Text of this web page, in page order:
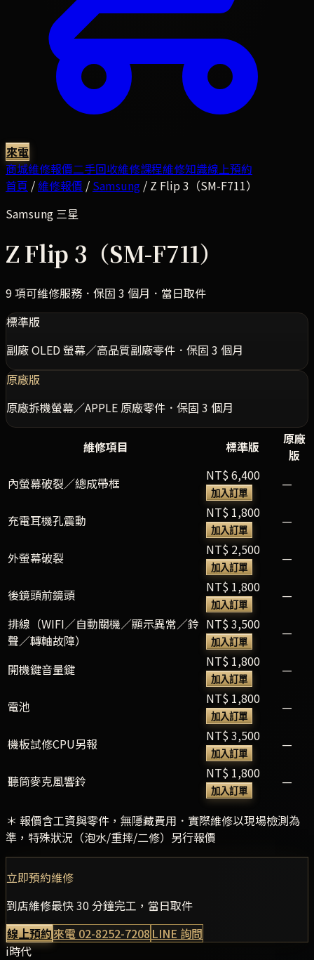
來電
商城維修報價二手回收維修課程維修知識線上預約
首頁 /維修報價 / Samsung / Z Flip 3（SM-F711）
Samsung 三星
Z Flip 3（SM-F711）
9項可維修服務．保固 3 個月．當日取件
標準版
副廠 OLED 螢幕／高品質副廠零件．保固 3 個月
原廠版
原廠拆機螢幕／APPLE 原廠零件．保固 3 個月
維修項目 標準版
原廠
版
內螢幕破裂／總成帶框
NT$ 6,400
加入訂單
—
充電耳機孔震動 NT$ 1,800
加入訂單
—
外螢幕破裂 NT$ 2,500
加入訂單
—
後鏡頭前鏡頭 NT$ 1,800
加入訂單
—
排線（WIFI／自動關機／顯示異常／鈴
聲／轉軸故障）
NT$ 3,500
加入訂單
—
開機鍵音量鍵 NT$ 1,800
加入訂單
—
電池 NT$ 1,800
加入訂單
—
機板試修CPU另報 NT$ 3,500
加入訂單
—
聽筒麥克風響鈴 NT$ 1,800
加入訂單
—
＊ 報價含工資與零件，無隱藏費用．實際維修以現場檢測為
準，特殊狀況（泡水/重摔/二修）另行報價
立即預約維修
到店維修最快 30 分鐘完工，當日取件
線上預約來電 02-8252-7208 LINE 詢問
i時代